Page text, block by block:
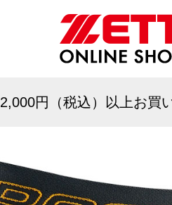
2,000円（税込）以上お買